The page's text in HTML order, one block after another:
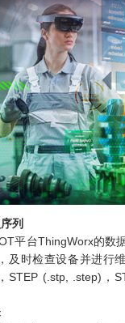
列
平台ThingWorx的数
及时检查设备并进行
STEP (.stp, .step)，